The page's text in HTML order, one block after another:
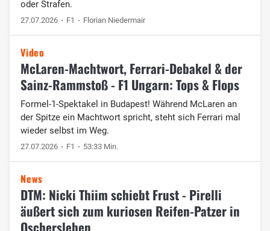
oder Strafen.
27.07.2026 F1 Florian Niedermair
Video
McLaren-Machtwort, Ferrari-Debakel & der
Sainz-Rammstoß - F1 Ungarn: Tops & Flops
Formel-1-Spektakel in Budapest! Während McLaren an
der Spitze ein Machtwort spricht, steht sich Ferrari mal
wieder selbst im Weg.
27.07.2026 F1 53:33 Min.
News
DTM: Nicki Thiim schiebt Frust - Pirelli
äußert sich zum kuriosen Reifen-Patzer in
Oschersleben